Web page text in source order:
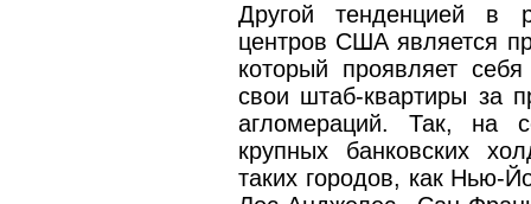
Другой тенденцией в
центров США является
который проявляет
свои штаб-квартиры за
агломераций. Так, на
крупных банковских
таких городов, как Нью-